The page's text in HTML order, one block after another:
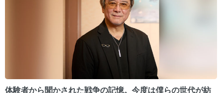
体験者から聞かされた戦争の記憶。今度は僕らの世代が紡